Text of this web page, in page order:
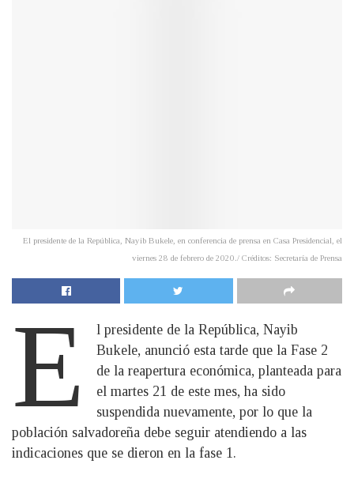
El presidente de la República, Nayib Bukele, en conferencia de prensa en Casa Presidencial, el
viernes 28 de febrero de 2020./ Créditos: Secretaría de Prensa
E
l presidente de la República, Nayib
Bukele, anunció esta tarde que la Fase 2
de la reapertura económica, planteada para
el martes 21 de este mes, ha sido
suspendida nuevamente, por lo que la
población salvadoreña debe seguir atendiendo a las
indicaciones que se dieron en la fase 1.